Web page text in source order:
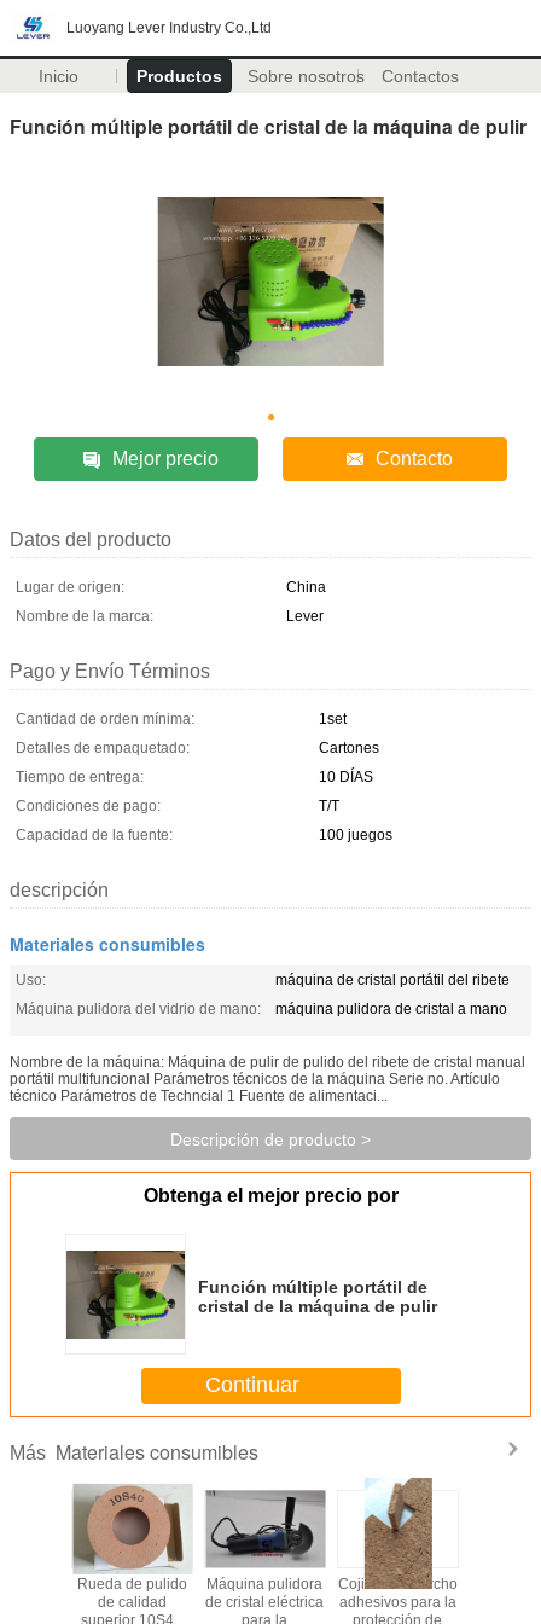
Luoyang Lever Industry Co.,Ltd
Inicio Productos Sobre nosotros Contactos
Función múltiple portátil de cristal de la máquina de pulir
Mejor precio Contacto
Datos del producto
Lugar de origen:
China
Nombre de la marca:
Lever
Pago y Envío Términos
Cantidad de orden mínima:
1set
Detalles de empaquetado:
Cartones
Tiempo de entrega:
10 DÍAS
Condiciones de pago:
T/T
Capacidad de la fuente:
100 juegos
descripción
Materiales consumibles
Uso:
máquina de cristal portátil del ribete
Máquina pulidora del vidrio de mano:
máquina pulidora de cristal a mano
Nombre de la máquina: Máquina de pulir de pulido del ribete de cristal manual
portátil multifuncional Parámetros técnicos de la máquina Serie no. Artículo
técnico Parámetros de Techncial 1 Fuente de alimentaci...
Descripción de producto >
Obtenga el mejor precio por
Función múltiple portátil de
cristal de la máquina de pulir
Continuar
Más Materiales consumibles
Rueda de pulido
de calidad
superior 10S40
Máquina pulidora
de cristal eléctrica
para la
Cojines de corcho
adhesivos para la
protección de